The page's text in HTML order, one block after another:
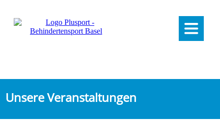
Unsere Veranstaltungen